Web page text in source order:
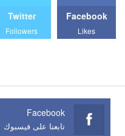
Facebook
Likes
Twitter
Followers
Facebook
تابعنا على فيسبوك